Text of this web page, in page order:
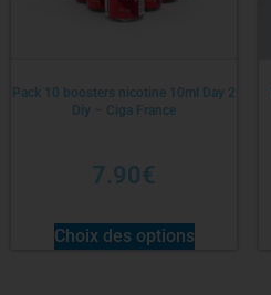
Pack 10 boosters nicotine 10ml Day 2
Diy – Ciga France
7.90€
Choix des options